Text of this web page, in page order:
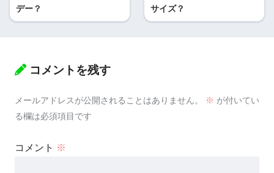
デー？
サイズ？
コメントを残す
メールアドレスが公開されることはありません。 ※ が付いてい
る欄は必須項目です
コメント ※